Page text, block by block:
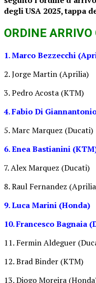
degli USA 2025, tappa
ORDINE
1. Marco Bezzecchi
2. Jorge Martin (Aprilia)
3. Pedro Acosta (KTM)
4. Fabio Di
5. Marc Marquez (Ducati)
6. Enea Bastianini
7. Alex Marquez (Ducati)
8. Raul Fernandez
9. Luca Marini (Honda)
10. Francesco Bagnaia
11. Fermin Aldeguer
12. Brad Binder (KTM)
13. Diogo Moreira